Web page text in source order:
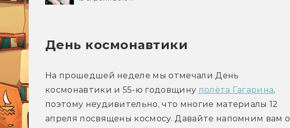
День космонавтики
На прошедшей неделе мы отмечали День
космонавтики и 55-ю годовщину полёта Гагарина,
поэтому неудивительно, что многие материалы 12
апреля посвящены космосу. Давайте напомним вам о